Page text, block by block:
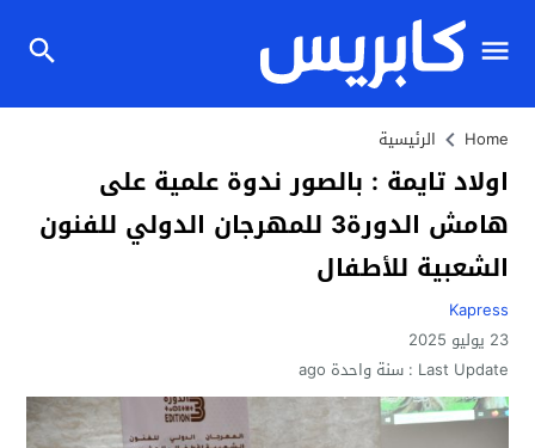
Home الرئيسية
اولاد تايمة : بالصور ندوة علمية على
هامش الدورة3 للمهرجان الدولي للفنون
الشعبية للأطفال
Kapress
23 يوليو 2025
Last Update : سنة واحدة ago